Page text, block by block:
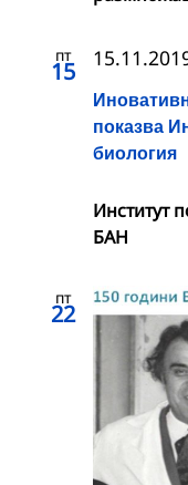
пт
15
показва
биология
Институт
БАН
пт
22